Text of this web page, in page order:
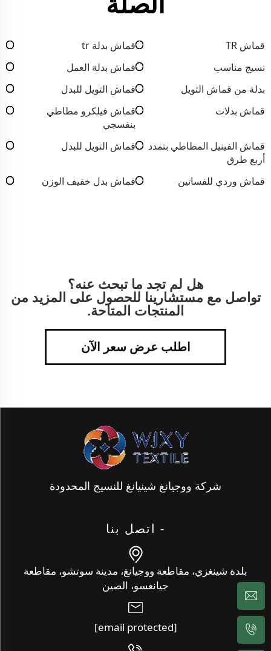
قماش TR
قماش بدلة tr
نسيج مناسب
قماش بدلة العمل
بدلة من قماش التويل
قماش التويل للبدل
قماش بدلات
قماش فيلكرو مطاطي
بنفسجي
قماش الفينيل المطاطي بتمدد
أربع طرق
قماش التويل للبدل
قماش وردي للفساتين قماش بدل خفيف الوزن
هل لم تجد ما تبحث عنه؟
تواصل مع مستشارينا للحصول على المزيد من
المنتجات المتاحة.
اطلب عرض سعر الآن
شركة ووجيانغ شينيانغ للنسيج المحدودة
- اتصل بنا
بلدة شينغزي، مقاطعة ووجيانغ، مدينة سوتشو، مقاطعة
جيانغسو، الصين
[email protected]